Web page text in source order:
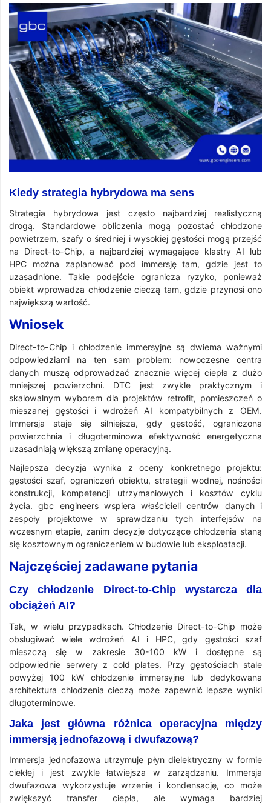
Kiedy strategia hybrydowa ma sens
Strategia hybrydowa jest często najbardziej realistyczną
drogą. Standardowe obliczenia mogą pozostać chłodzone
powietrzem, szafy o średniej i wysokiej gęstości mogą przejść
na Direct-to-Chip, a najbardziej wymagające klastry AI lub
HPC można zaplanować pod immersję tam, gdzie jest to
uzasadnione. Takie podejście ogranicza ryzyko, ponieważ
obiekt wprowadza chłodzenie cieczą tam, gdzie przynosi ono
największą wartość.
Wniosek
Direct-to-Chip i chłodzenie immersyjne są dwiema ważnymi
odpowiedziami na ten sam problem: nowoczesne centra
danych muszą odprowadzać znacznie więcej ciepła z dużo
mniejszej powierzchni. DTC jest zwykle praktycznym i
skalowalnym wyborem dla projektów retrofit, pomieszczeń o
mieszanej gęstości i wdrożeń AI kompatybilnych z OEM.
Immersja staje się silniejsza, gdy gęstość, ograniczona
powierzchnia i długoterminowa efektywność energetyczna
uzasadniają większą zmianę operacyjną.
Najlepsza decyzja wynika z oceny konkretnego projektu:
gęstości szaf, ograniczeń obiektu, strategii wodnej, nośności
konstrukcji, kompetencji utrzymaniowych i kosztów cyklu
życia. gbc engineers wspiera właścicieli centrów danych i
zespoły projektowe w sprawdzaniu tych interfejsów na
wczesnym etapie, zanim decyzje dotyczące chłodzenia staną
się kosztownym ograniczeniem w budowie lub eksploatacji.
Najczęściej zadawane pytania
Czy chłodzenie Direct-to-Chip wystarcza dla
obciążeń AI?
Tak, w wielu przypadkach. Chłodzenie Direct-to-Chip może
obsługiwać wiele wdrożeń AI i HPC, gdy gęstości szaf
mieszczą się w zakresie 30-100 kW i dostępne są
odpowiednie serwery z cold plates. Przy gęstościach stale
powyżej 100 kW chłodzenie immersyjne lub dedykowana
architektura chłodzenia cieczą może zapewnić lepsze wyniki
długoterminowe.
Jaka jest główna różnica operacyjna między
immersją jednofazową i dwufazową?
Immersja jednofazowa utrzymuje płyn dielektryczny w formie
ciekłej i jest zwykle łatwiejsza w zarządzaniu. Immersja
dwufazowa wykorzystuje wrzenie i kondensację, co może
zwiększyć transfer ciepła, ale wymaga bardziej